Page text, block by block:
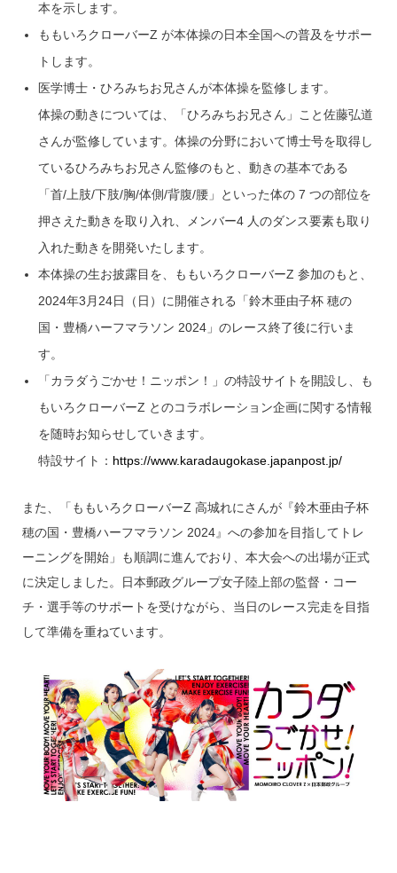
本を示します。
ももいろクローバーZ が本体操の日本全国への普及をサポー
トします。
医学博士・ひろみちお兄さんが本体操を監修します。
体操の動きについては、「ひろみちお兄さん」こと佐藤弘道
さんが監修しています。体操の分野において博士号を取得し
ているひろみちお兄さん監修のもと、動きの基本である
「首/上肢/下肢/胸/体側/背腹/腰」といった体の 7 つの部位を
押さえた動きを取り入れ、メンバー4 人のダンス要素も取り
入れた動きを開発いたします。
本体操の生お披露目を、ももいろクローバーZ 参加のもと、
2024年3月24日（日）に開催される「鈴木亜由子杯 穂の
国・豊橋ハーフマラソン 2024」のレース終了後に行いま
す。
「カラダうごかせ！ニッポン！」の特設サイトを開設し、も
もいろクローバーZ とのコラボレーション企画に関する情報
を随時お知らせしていきます。
特設サイト： https://www.karadaugokase.japanpost.jp/
また、「ももいろクローバーZ 高城れにさんが『鈴木亜由子杯
穂の国・豊橋ハーフマラソン 2024』への参加を目指してトレ
ーニングを開始」も順調に進んでおり、本大会への出場が正式
に決定しました。日本郵政グループ女子陸上部の監督・コー
チ・選手等のサポートを受けながら、当日のレース完走を目指
して準備を重ねています。